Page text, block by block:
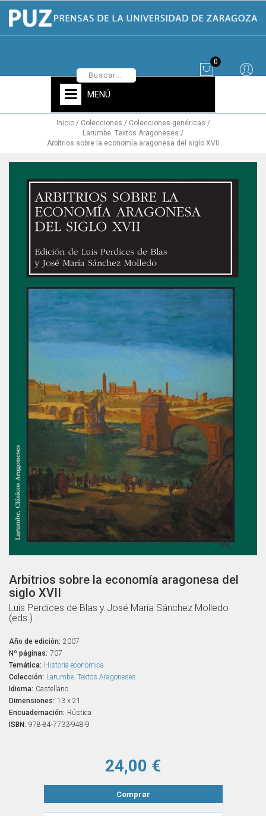
0
MENÚ
Inicio Colecciones
Colecciones genéricas
Larumbe. Textos Aragoneses
Arbitrios sobre la economía aragonesa del siglo XVII

Arbitrios sobre la economía aragonesa del
siglo XVII
Luis Perdices de Blas y José María Sánchez Molledo
(eds.)
Año de edición: 2007
Nº páginas: 707
Temática: Historia económica
Colección: Larumbe. Textos Aragoneses
Idioma: Castellano
Dimensiones: 13 x 21
Encuadernación: Rústica
ISBN: 978-84-7733-948-9
24,00 €
Comprar